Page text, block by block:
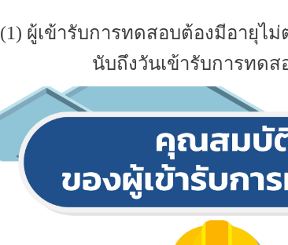
(1) ผู้เข้ารับการทดสอบต้องมีอายุไ
นับถึงวันเข้ารับการทดส